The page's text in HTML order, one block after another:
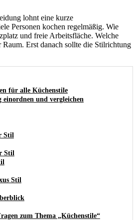
lohnt eine kurze
Personen kochen regelmäßig. Wie
und freie Arbeitsfläche. Welche
Erst danach sollte die Stilrichtung
für alle Küchenstile
und vergleichen
Stil
Stil
Stil
zum Thema „Küchenstile“